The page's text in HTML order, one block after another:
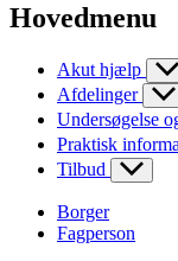
Hovedmenu
Akut hjælp
Afdelinger
Undersøgelse
Praktisk
Tilbud
Borger
Fagperson